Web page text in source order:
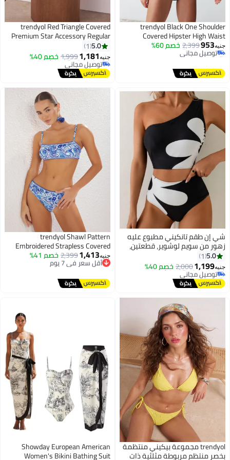
trendyol Black One Shoulder
Covered Hipster High Waist
Regular Basic Bikini Set
Tbess24Bt00126
جنيه953
2,399خصم 60%
#3 في أطقم البيكيني
أقل سعر في 7 يوم
توصيل مجاني
#3 في أطقم البيكيني
trendyol Red Triangle Covered
Premium Star Accessory Regular
Bikini Set Tbess25Bt00064
5.0
1
جنيه1,181
1,999خصم 40%
#18 في أطقم البيكيني
أقل سعر في 7 يوم
توصيل مجاني
بتخلّص بسرعة
تم بيع +10 مؤخرًا
#18 في أطقم البيكيني
شي إن طقم تانكيني مطبوع عليه
زهور من سويم لوشوير، قطعتين،
لعطلة صيفية على الشاطئ
5.0
1
جنيه1,199
2,000خصم 40%
#38 في أطقم البيكيني
أقل سعر في 7 يوم
توصيل مجاني
#38 في أطقم البيكيني
trendyol Shawl Pattern
Embroidered Strapless Covered
Regular Waist Bikini Set
Tbess25Bt00138
جنيه1,413
2,399خصم 41% أقل سعر في 7 يوم
توصيل مجاني
أقل سعر في 7 يوم
trendyol مجموعة بيكيني منتظمة
بخصر منتظم مربوطة مثلثية ذات
Showday European American
Women's Bikini Bathing Suit